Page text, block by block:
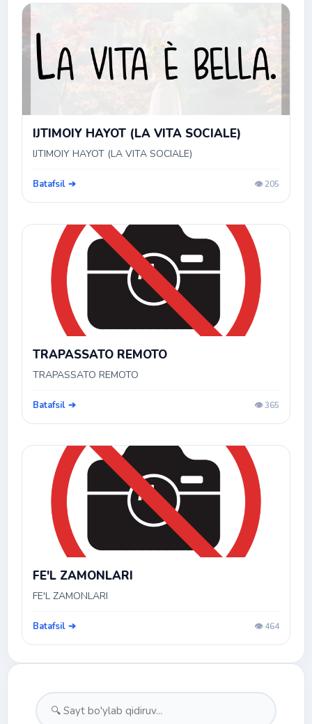
IJTIMOIY HAYOT (LA VITA SOCIALE)
IJTIMOIY HAYOT (LA VITA SOCIALE)
Batafsil ➔ 👁️ 205
TRAPASSATO REMOTO
TRAPASSATO REMOTO
Batafsil ➔ 👁️ 365
FE'L ZAMONLARI
FE'L ZAMONLARI
Batafsil ➔ 👁️ 464